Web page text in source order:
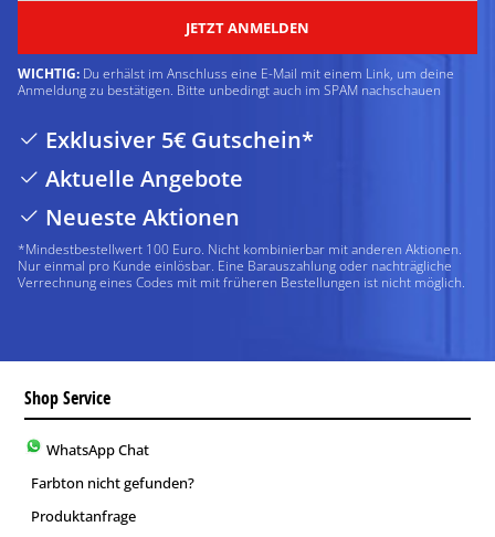
JETZT ANMELDEN
WICHTIG: Du erhälst im Anschluss eine E-Mail mit einem Link, um deine
Anmeldung zu bestätigen. Bitte unbedingt auch im SPAM nachschauen
Exklusiver 5€ Gutschein*
Aktuelle Angebote
Neueste Aktionen
*Mindestbestellwert 100 Euro. Nicht kombinierbar mit anderen Aktionen.
Nur einmal pro Kunde einlösbar. Eine Barauszahlung oder nachträgliche
Verrechnung eines Codes mit mit früheren Bestellungen ist nicht möglich.
Shop Service
WhatsApp Chat
Farbton nicht gefunden?
Produktanfrage